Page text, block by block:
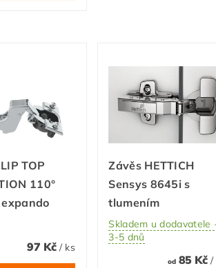
TOP
110°
97 Kč / ks
Závěs HETTICH
Sensys 8645i s
tlumením
Skladem u dodavatele
3-5 dnů
od85 Kč /